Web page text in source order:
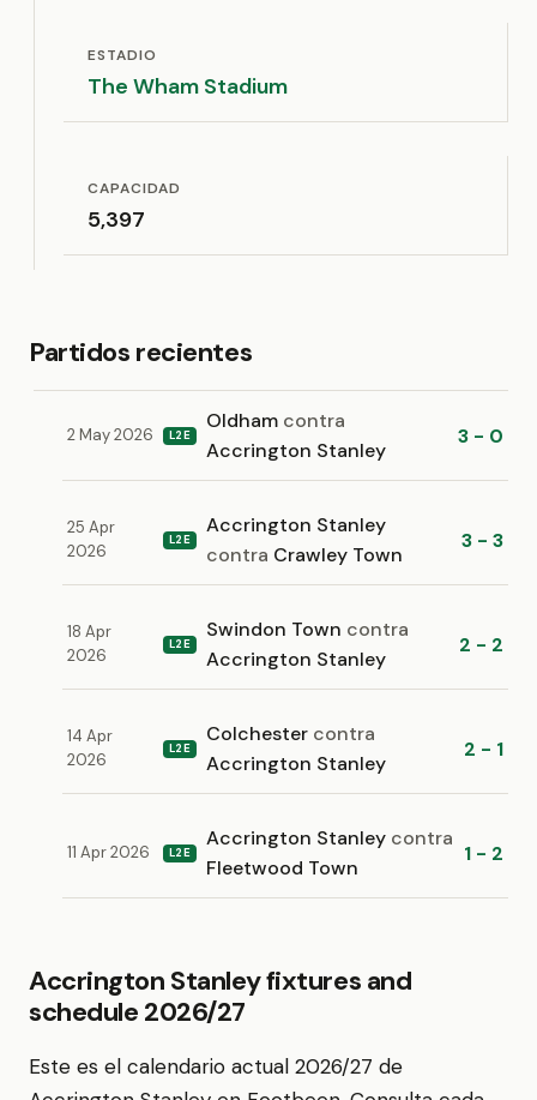
ESTADIO
The Wham Stadium
CAPACIDAD
5,397
Partidos recientes
2 May 2026 L2E
Oldham contra
Accrington Stanley
3 - 0
25 Apr
2026
L2E
Accrington Stanley
contra Crawley Town
3 - 3
18 Apr
2026
L2E
Swindon Town contra
Accrington Stanley
2 - 2
14 Apr
2026
L2E
Colchester contra
Accrington Stanley
2 - 1
11 Apr 2026 L2E
Accrington Stanley contra
Fleetwood Town
1 - 2
Accrington Stanley fixtures and
schedule 2026/27
Este es el calendario actual 2026/27 de